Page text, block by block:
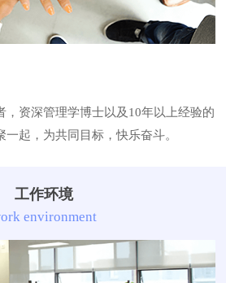
，资深管理学博士以及10年以上经验的
起，为共同目标，快乐奋斗。
工作环境
environment